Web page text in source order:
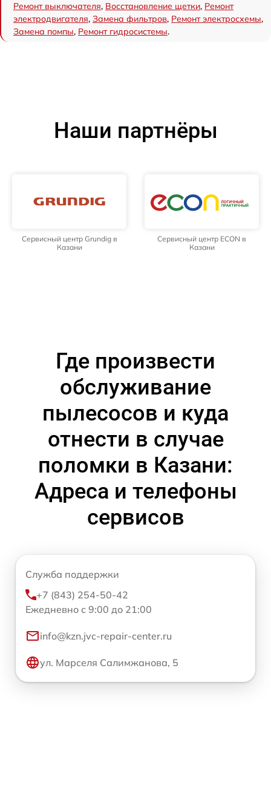
Ремонт выключателя, Восстановление щетки, Ремонт
электродвигателя, Замена фильтров, Ремонт электросхемы,
Замена помпы, Ремонт гидросистемы.
Наши партнёры
Сервисный центр Grundig в
Казани
Сервисный центр ECON в
Казани
Где произвести
обслуживание
пылесосов и куда
отнести в случае
поломки в Казани:
Адреса и телефоны
сервисов
Служба поддержки
+7 (843) 254-50-42
Ежедневно с 9:00 до 21:00
info@kzn.jvc-repair-center.ru
ул. Марселя Салимжанова, 5